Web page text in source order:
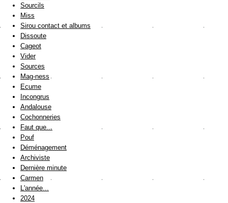
Sourcils
Miss
Sirou contact et albums
Dissoute
Cageot
Vider
Sources
Mag-ness
Ecume
Incongrus
Andalouse
Cochonneries
Faut que...
Pouf
Déménagement
Archiviste
Dernière minute
Carmen
L'année...
2024